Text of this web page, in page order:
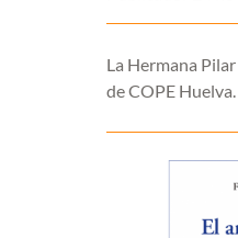
La Hermana
de COPE Huelva.